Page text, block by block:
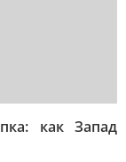
как Запад